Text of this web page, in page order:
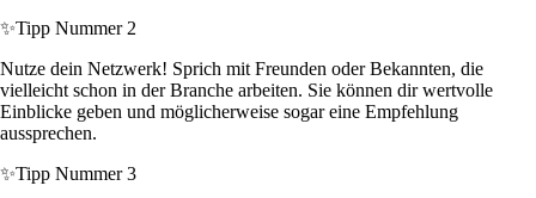
✨Tipp Nummer 2
Nutze dein Netzwerk! Sprich mit Freunden oder Bekannten, die
vielleicht schon in der Branche arbeiten. Sie können dir wertvolle
Einblicke geben und möglicherweise sogar eine Empfehlung
aussprechen.
✨Tipp Nummer 3